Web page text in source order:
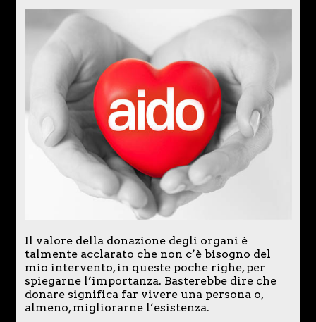
Il valore della donazione degli organi è
talmente acclarato che non c’è bisogno del
mio intervento, in queste poche righe, per
spiegarne l’importanza. Basterebbe dire che
donare significa far vivere una persona o,
almeno, migliorarne l’esistenza.